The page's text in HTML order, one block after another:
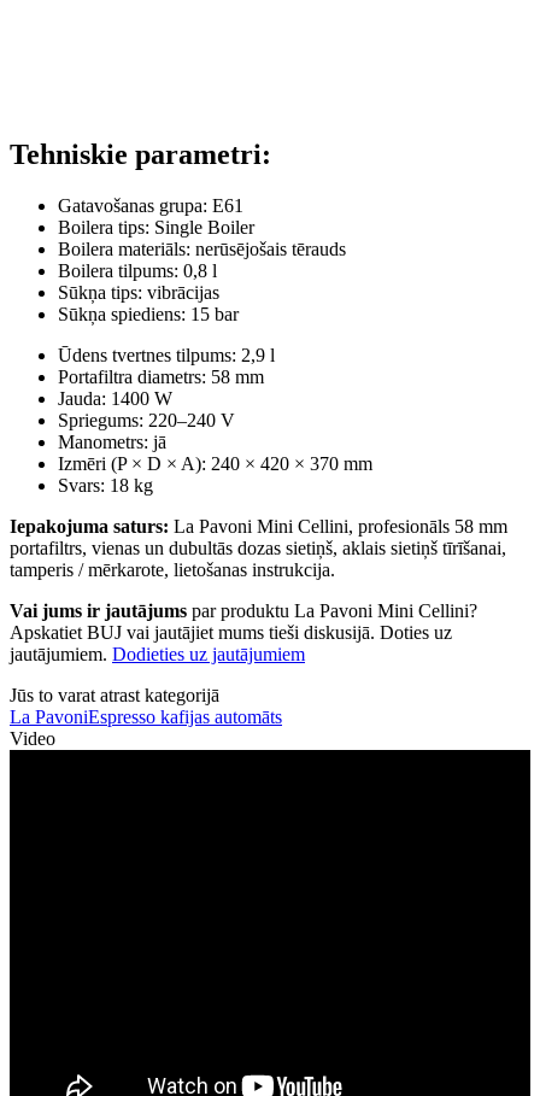
Tehniskie parametri:
Gatavošanas grupa: E61
Boilera tips: Single Boiler
Boilera materiāls: nerūsējošais tērauds
Boilera tilpums: 0,8 l
Sūkņa tips: vibrācijas
Sūkņa spiediens: 15 bar
Ūdens tvertnes tilpums: 2,9 l
Portafiltra diametrs: 58 mm
Jauda: 1400 W
Spriegums: 220–240 V
Manometrs: jā
Izmēri (P × D × A): 240 × 420 × 370 mm
Svars: 18 kg
Iepakojuma saturs: La Pavoni Mini Cellini, profesionāls 58 mm
portafiltrs, vienas un dubultās dozas sietiņš, aklais sietiņš tīrīšanai,
tamperis / mērkarote, lietošanas instrukcija.
Vai jums ir jautājums par produktu La Pavoni Mini Cellini?
Apskatiet BUJ vai jautājiet mums tieši diskusijā. Doties uz
jautājumiem. Dodieties uz jautājumiem
Jūs to varat atrast kategorijā
La PavoniEspresso kafijas automāts
Video